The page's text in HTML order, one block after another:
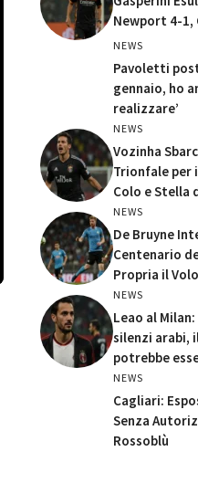
Newport 4-1,
NEWS
Pavoletti
gennaio, ho
realizzare’
NEWS
Vozinha
Trionfale per
Colo e Stella
NEWS
De Bruyne
Centenario
Propria il
NEWS
Leao al
silenzi arabi,
potrebbe
NEWS
Cagliari:
Senza
Rossoblù